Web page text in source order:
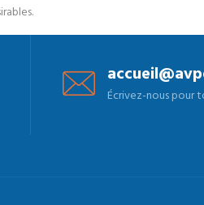
Écrivez-nous pour